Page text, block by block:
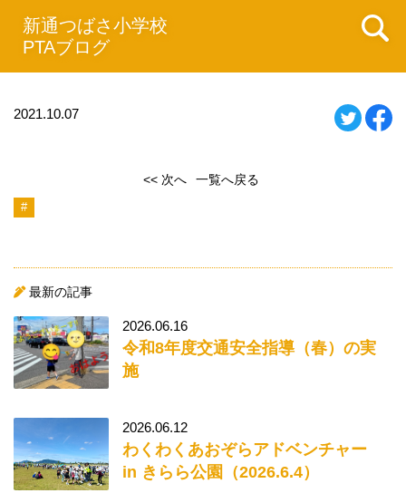
新通つばさ小学校
PTAブログ
2021.10.07
<< 次へ 一覧へ戻る
#
最新の記事
2026.06.16
令和8年度交通安全指導（春）の実
施
2026.06.12
わくわくあおぞらアドベンチャー
in きらら公園（2026.6.4）